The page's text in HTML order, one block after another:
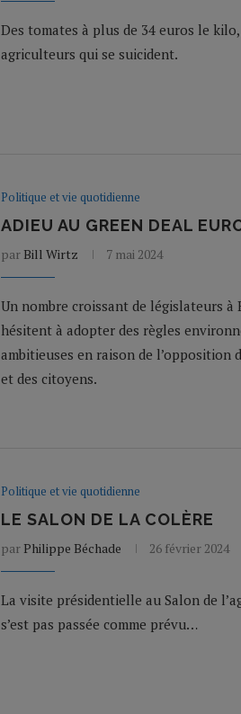
Des tomates à plus de 34 euros le
agriculteurs qui se suicident.
Politique et vie quotidienne
ADIEU AU GREEN DEAL
par Bill Wirtz 7 mai 2024
Un nombre croissant de législateurs à
hésitent à adopter des règles
ambitieuses en raison de l’opposition
et des citoyens.
Politique et vie quotidienne
LE SALON DE LA COLÈRE
par Philippe Béchade 26 février 2024
La visite présidentielle au Salon de
s’est pas passée comme prévu…